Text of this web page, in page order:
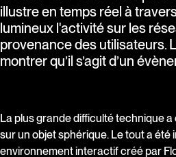
illustre en temps réel à
lumineux l'activité sur les
provenance des utilisateurs.
montrer qu’il s’agit d’un
La plus grande difficulté technique
sur un objet sphérique. Le tout a été
environnement interactif créé par